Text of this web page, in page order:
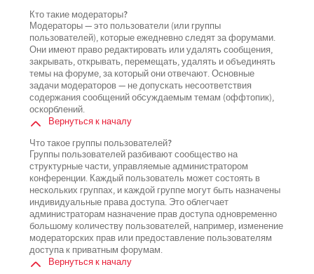
Кто такие модераторы?
Модераторы — это пользователи (или группы
пользователей), которые ежедневно следят за форумами.
Они имеют право редактировать или удалять сообщения,
закрывать, открывать, перемещать, удалять и объединять
темы на форуме, за который они отвечают. Основные
задачи модераторов — не допускать несоответствия
содержания сообщений обсуждаемым темам (оффтопик),
оскорблений.
Вернуться к началу
Что такое группы пользователей?
Группы пользователей разбивают сообщество на
структурные части, управляемые администратором
конференции. Каждый пользователь может состоять в
нескольких группах, и каждой группе могут быть назначены
индивидуальные права доступа. Это облегчает
администраторам назначение прав доступа одновременно
большому количеству пользователей, например, изменение
модераторских прав или предоставление пользователям
доступа к приватным форумам.
Вернуться к началу